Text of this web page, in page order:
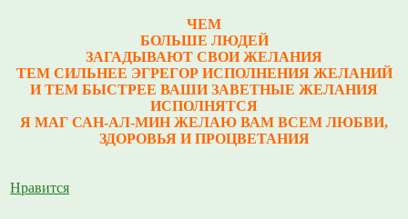
ЧЕМ
БОЛЬШЕ ЛЮДЕЙ
ЗАГАДЫВАЮТ СВОИ ЖЕЛАНИЯ
ТЕМ СИЛЬНЕЕ ЭГРЕГОР ИСПОЛНЕНИЯ ЖЕЛАНИЙ
И ТЕМ БЫСТРЕЕ ВАШИ ЗАВЕТНЫЕ ЖЕЛАНИЯ
ИСПОЛНЯТСЯ
Я МАГ САН-АЛ-МИН ЖЕЛАЮ ВАМ ВСЕМ ЛЮБВИ,
ЗДОРОВЬЯ И ПРОЦВЕТАНИЯ
Нравится